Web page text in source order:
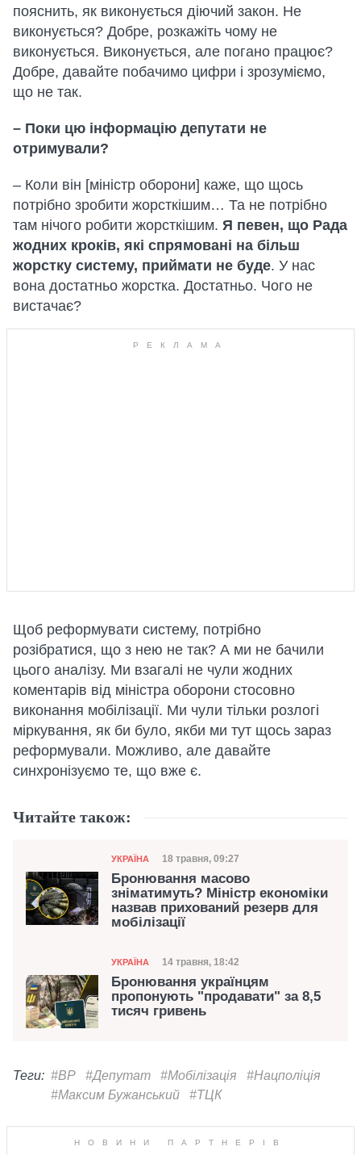
пояснить, як виконується діючий закон. Не
виконується? Добре, розкажіть чому не
виконується. Виконується, але погано працює?
Добре, давайте побачимо цифри і зрозуміємо,
що не так.
– Поки цю інформацію депутати не
отримували?
– Коли він [міністр оборони] каже, що щось
потрібно зробити жорсткішим… Та не потрібно
там нічого робити жорсткішим. Я певен, що Рада
жодних кроків, які спрямовані на більш
жорстку систему, приймати не буде. У нас
вона достатньо жорстка. Достатньо. Чого не
вистачає?
Щоб реформувати систему, потрібно
розібратися, що з нею не так? А ми не бачили
цього аналізу. Ми взагалі не чули жодних
коментарів від міністра оборони стосовно
виконання мобілізації. Ми чули тільки розлогі
міркування, як би було, якби ми тут щось зараз
реформували. Можливо, але давайте
синхронізуємо те, що вже є.
Читайте також:
Категорія
УКРАЇНА Дата публікації
18 травня, 09:27
Бронювання масово
зніматимуть? Міністр економіки
назвав прихований резерв для
мобілізації
Категорія
УКРАЇНА Дата публікації
14 травня, 18:42
Бронювання українцям
пропонують "продавати" за 8,5
тисяч гривень
Теги: #ВР #Депутат #Мобілізація
#Нацполіція
#Максим Бужанський
#ТЦК